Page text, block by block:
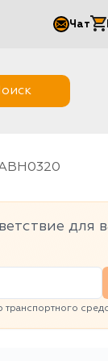
Чат
ABH0320
для